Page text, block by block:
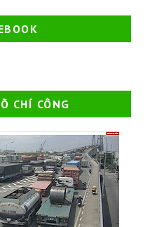
CHÍ CÔNG